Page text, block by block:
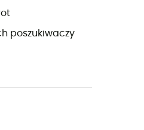
poszukiwaczy